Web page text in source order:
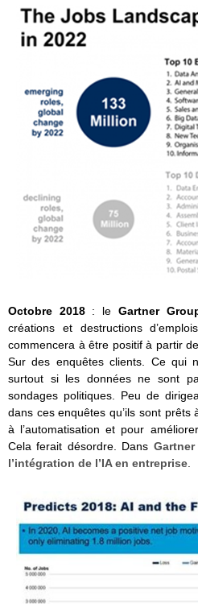
Octobre 2018: le Gartner
créations et destructions
commencera à être positif à partir
Sur des enquêtes clients. Ce qui
surtout si les données ne sont
sondages politiques. Peu de
dans ces enquêtes qu’ils sont
à l’automatisation et pour
Cela ferait désordre. Dans
l’intégration de l’IA en entreprise